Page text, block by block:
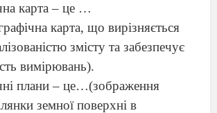
карта – це …
карта, що вирізняється
змісту та забезпечує
вимірювань).
плани – це…(зображення
земної поверхні в